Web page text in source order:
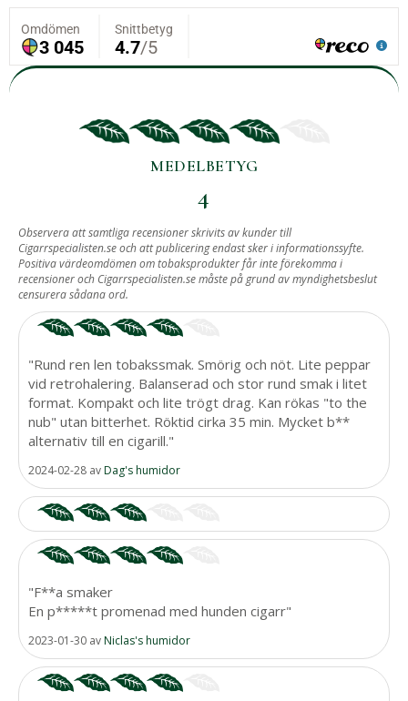
MEDELBETYG
4
BASERAT PÅ
6
Observera att samtliga recensioner skrivits av kunder till
Cigarrspecialisten.se och att publicering endast sker i informationssyfte.
Positiva värdeomdömen om tobaksprodukter får inte förekomma i
recensioner och Cigarrspecialisten.se måste på grund av myndighetsbeslut
censurera sådana ord.
"Rund ren len tobakssmak. Smörig och nöt. Lite peppar
vid retrohalering. Balanserad och stor rund smak i litet
format. Kompakt och lite trögt drag. Kan rökas "to the
nub" utan bitterhet. Röktid cirka 35 min. Mycket b**
alternativ till en cigarill."
2024-02-28 avDag's humidor
"F**a smaker
En p*****t promenad med hunden cigarr"
2023-01-30 avNiclas's humidor